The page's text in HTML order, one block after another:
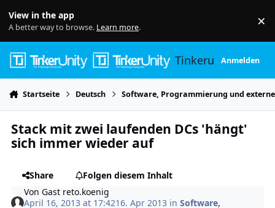
View in the app
A better way to browse. Learn more. ×
TinkerunityAnmelden
Startseite Deutsch Software, Programmierung und
Stack mit zwei laufenden DCs 'hängt'
sich immer wieder auf
Share
Folgen diesem Inhalt
VonGast reto.koenig
April 16, 2013 at 17:4216. Apr 2013 inSoftware,